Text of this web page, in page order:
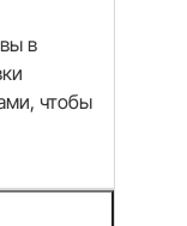
в
чтобы